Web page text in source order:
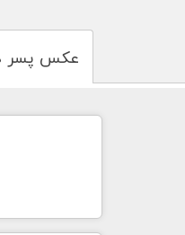
عکس پسر